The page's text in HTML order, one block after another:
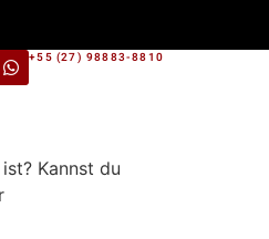
+55 (27) 98883-8810
Kannst du